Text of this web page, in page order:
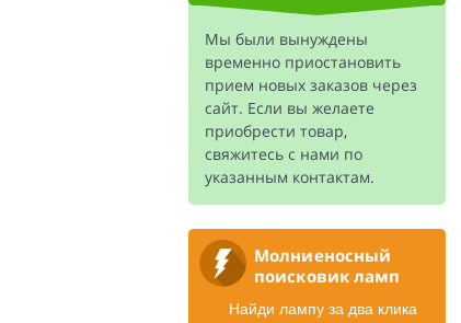
Мы были вынуждены
временно приостановить
прием новых заказов через
сайт. Если вы желаете
приобрести товар,
свяжитесь с нами по
указанным контактам.
Молниеносный
поисковик ламп
Найди лампу за два клика